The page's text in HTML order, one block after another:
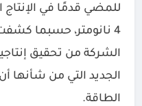
للمضي قدمًا في الإنتاج
4 نانومتر، حسبما
الشركة من تحقيق
الجديد التي من شأنها
الطاقة.